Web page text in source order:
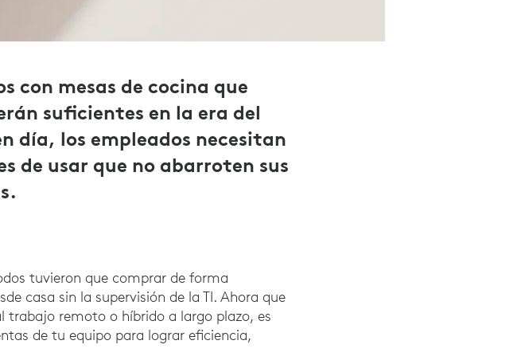
​​con mesas de cocina que
suficientes en la era del
día, los empleados necesitan
de usar que no abarroten sus
tuvieron que comprar de forma
casa sin la supervisión de la TI. Ahora que
trabajo remoto o híbrido a largo plazo, es
de tu equipo para lograr eficiencia,